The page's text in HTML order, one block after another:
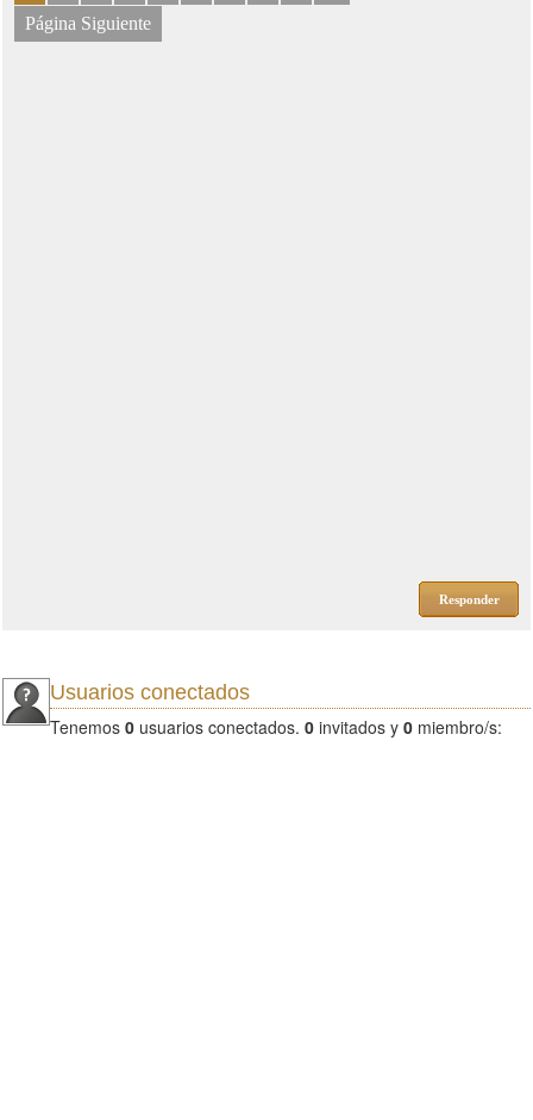
Página Siguiente
Responder
Usuarios conectados
Tenemos 0 usuarios conectados. 0 invitados y 0 miembro/s: